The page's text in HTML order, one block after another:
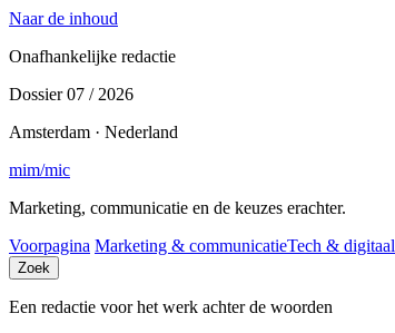
Naar de inhoud
Onafhankelijke redactie
Dossier 07 / 2026
Amsterdam · Nederland
mim/mic
Marketing, communicatie en de keuzes erachter.
Voorpagina Marketing & communicatieTech & digitaal
Zoek
Een redactie voor het werk achter de woorden